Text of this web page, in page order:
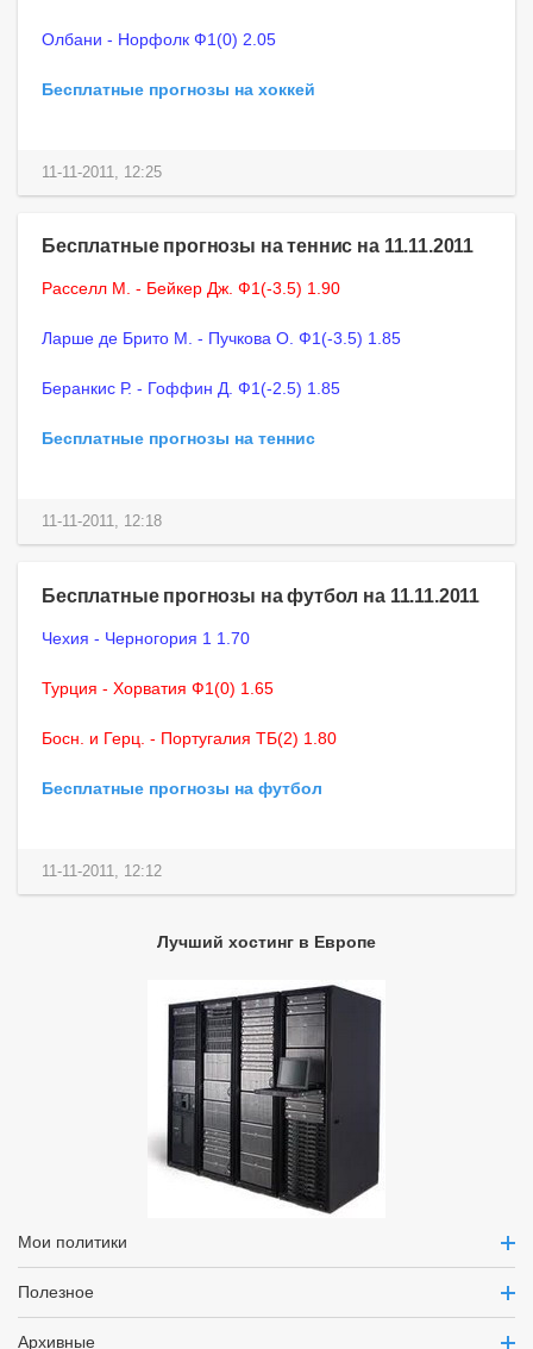
Олбани - Норфолк Ф1(0) 2.05
Бесплатные прогнозы на хоккей
11-11-2011, 12:25
Бесплатные прогнозы на теннис на 11.11.2011
Расселл М. - Бейкер Дж. Ф1(-3.5) 1.90
Ларше де Брито М. - Пучкова О. Ф1(-3.5) 1.85
Беранкис Р. - Гоффин Д. Ф1(-2.5) 1.85
Бесплатные прогнозы на теннис
11-11-2011, 12:18
Бесплатные прогнозы на футбол на 11.11.2011
Чехия - Черногория 1 1.70
Турция - Хорватия Ф1(0) 1.65
Босн. и Герц. - Португалия ТБ(2) 1.80
Бесплатные прогнозы на футбол
11-11-2011, 12:12
Лучший хостинг в Европе
Мои политики
Полезное
Архивные